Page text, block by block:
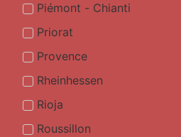
Piémont - Chianti
Priorat
Provence
Rheinhessen
Rioja
Roussillon